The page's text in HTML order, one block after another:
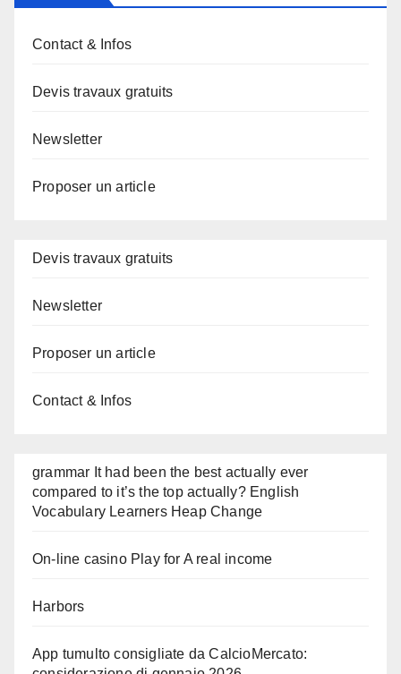
Contact & Infos
Devis travaux gratuits
Newsletter
Proposer un article
Devis travaux gratuits
Newsletter
Proposer un article
Contact & Infos
grammar It had been the best actually ever
compared to it’s the top actually? English
Vocabulary Learners Heap Change
On-line casino Play for A real income
Harbors
App tumulto consigliate da CalcioMercato: